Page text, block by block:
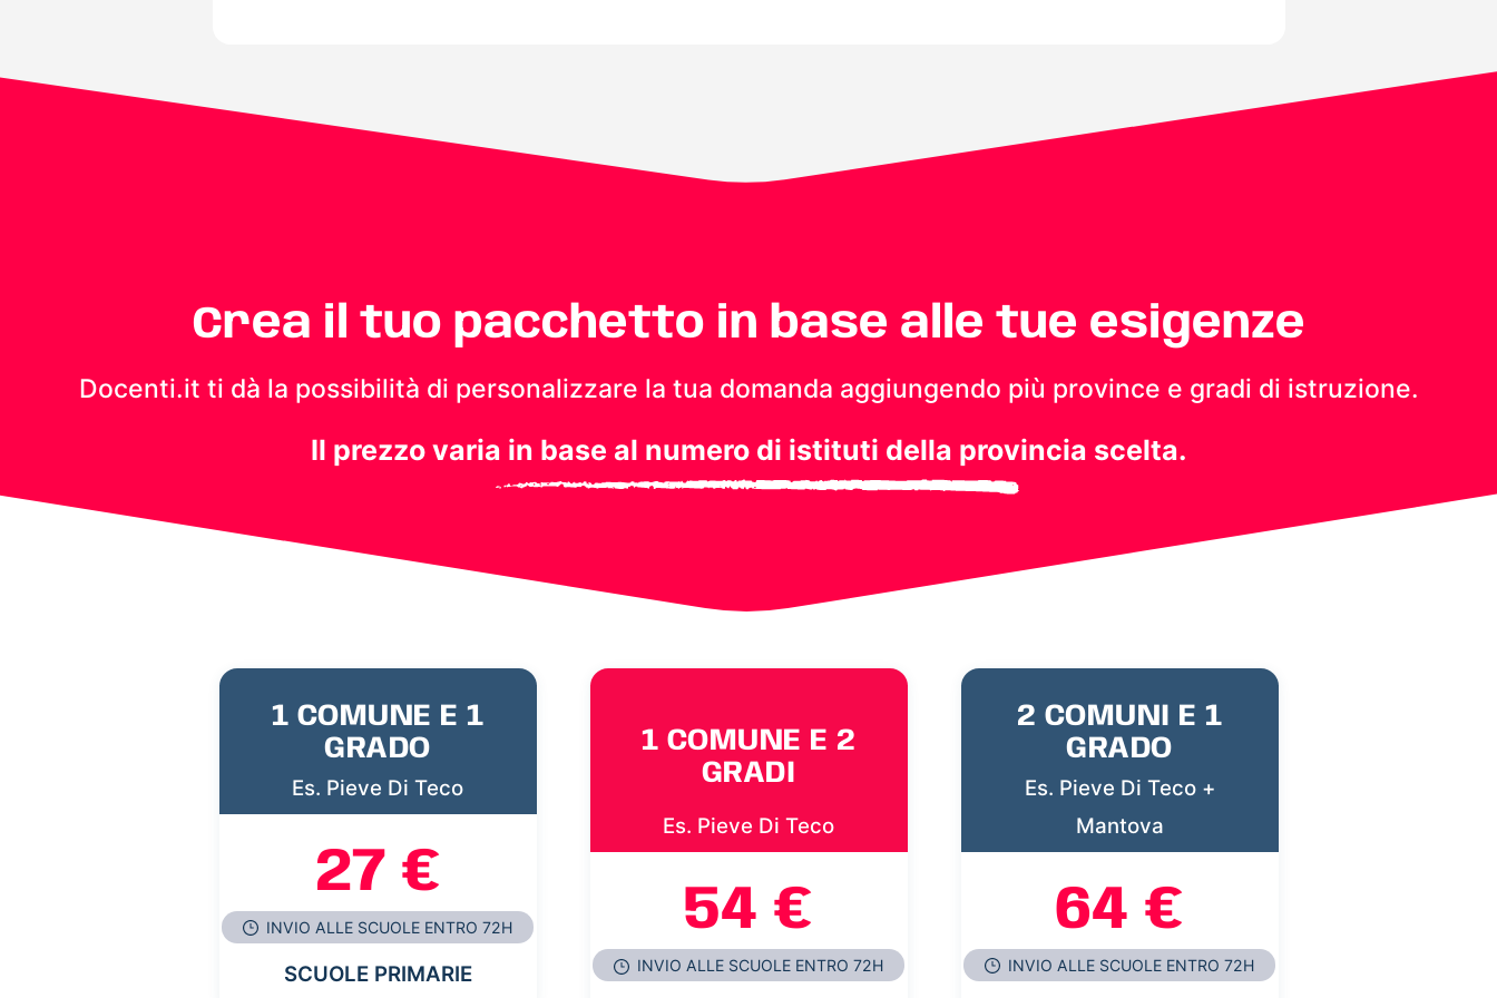
Crea il tuo pacchetto in base alle tue esigenze
Docenti.it ti dà la possibilità di personalizzare la tua domanda aggiungendo più province e gradi di istruzione.
Il prezzo varia in base al numero di istituti della provincia scelta.
1 COMUNE E 1
GRADO
Es. Pieve Di Teco
27 €
INVIO ALLE SCUOLE ENTRO 72H
SCUOLE PRIMARIE
1 COMUNE E 2
GRADI
Es. Pieve Di Teco
54 €
INVIO ALLE SCUOLE ENTRO 72H
2 COMUNI E 1
GRADO
Es. Pieve Di Teco +
Mantova
64 €
INVIO ALLE SCUOLE ENTRO 72H